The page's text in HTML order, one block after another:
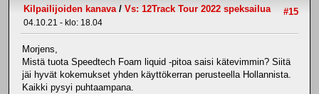
#15
Kilpailijoiden kanava / Vs: 12Track Tour 2022 speksailua
04.10.21 - klo: 18.04
Morjens,
Mistä tuota Speedtech Foam liquid -pitoa saisi kätevimmin? Siitä
jäi hyvät kokemukset yhden käyttökerran perusteella Hollannista.
Kaikki pysyi puhtaampana.